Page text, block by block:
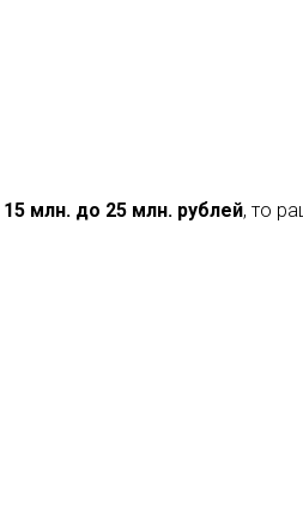
15 млн. до 25 млн. рублей, то